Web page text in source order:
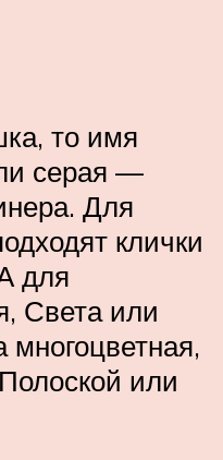
то имя
серая —
Для
клички
для
Света или
или